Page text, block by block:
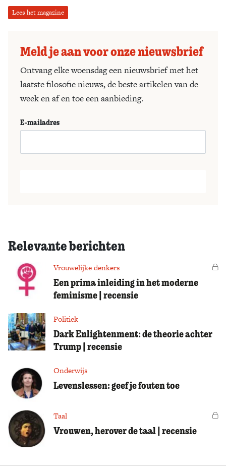
Lees het magazine
Meld je aan voor onze nieuwsbrief
Ontvang elke woensdag een nieuwsbrief met het
laatste filosofie nieuws, de beste artikelen van de
week en af en toe een aanbieding.
E-mailadres
Relevante berichten
Vrouwelijke denkers
Een prima inleiding in het moderne
feminisme | recensie
Politiek
Dark Enlightenment: de theorie achter
Trump | recensie
Onderwijs
Levenslessen: geef je fouten toe
Taal
Vrouwen, herover de taal | recensie